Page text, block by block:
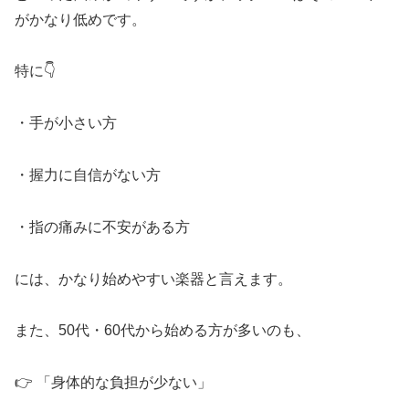
がかなり低めです。
特に👇
・手が小さい方
・握力に自信がない方
・指の痛みに不安がある方
には、かなり始めやすい楽器と言えます。
また、50代・60代から始める方が多いのも、
👉 「身体的な負担が少ない」